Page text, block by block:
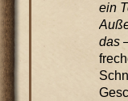
ein
das